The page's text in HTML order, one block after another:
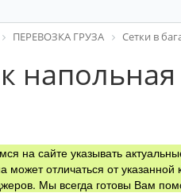
ПЕРЕВОЗКА ГРУЗА Сетки в
на сайте указывать
может отличаться от
Мы всегда готовы Вам